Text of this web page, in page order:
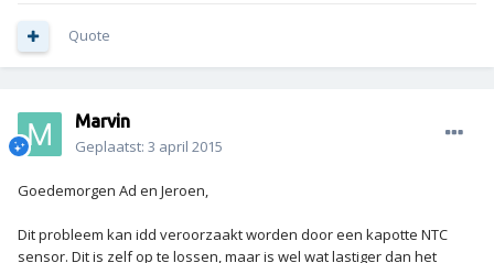
Quote
Marvin
Geplaatst: 3 april 2015
Goedemorgen Ad en Jeroen,
Dit probleem kan idd veroorzaakt worden door een kapotte NTC
sensor. Dit is zelf op te lossen, maar is wel wat lastiger dan het